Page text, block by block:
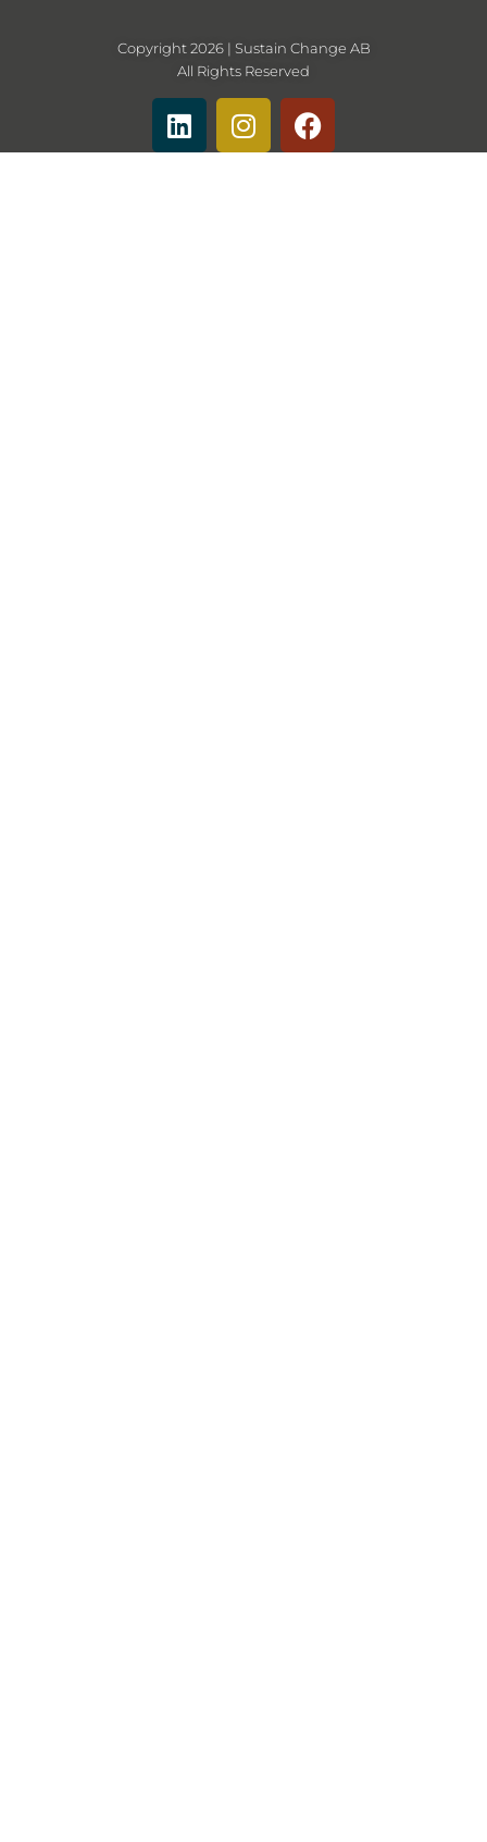
Copyright 2026 | Sustain Change AB
All Rights Reserved